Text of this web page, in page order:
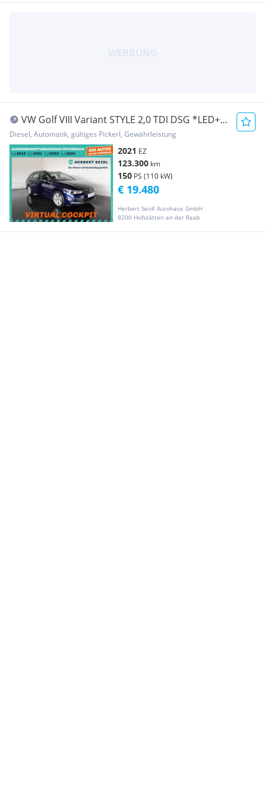
VW Golf VIII Variant STYLE 2,0 TDI DSG *LED+ /
VIR...
Diesel, Automatik, gültiges Pickerl, Gewährleistung
2021 EZ
123.300 km
150 PS (110 kW)
Herbert Seidl Autohaus GmbH
8200 Hofstätten an der Raab
€ 19.480